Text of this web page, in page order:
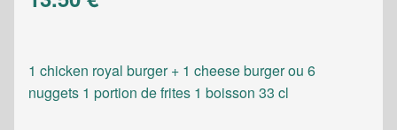
1 chicken royal burger + 1 cheese burger ou 6
nuggets 1 portion de frites 1 boisson 33 cl